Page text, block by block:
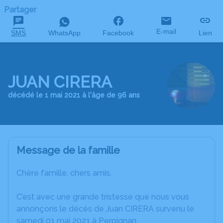
Partager
SMS WhatsApp Facebook E-mail Lien
JUAN CIRERA
décédé le 1 mai 2021 à l'âge de 96 ans
Message de la famille
Chère famille, chers amis,
C’est avec une grande tristesse que nous vous
annonçons le décès de Juan CIRERA survenu le
samedi 01 mai 2021 à Perpignan.